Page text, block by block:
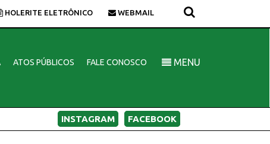
HOLERITE ELETRÔNICO WEBMAIL
ATOS PÚBLICOS FALE CONOSCO MENU
INSTAGRAM FACEBOOK